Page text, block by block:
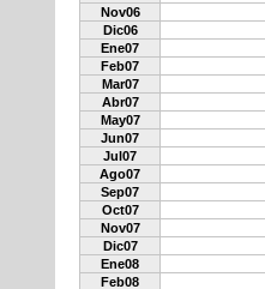
Nov06
Dic06
Ene07
Feb07
Mar07
Abr07
May07
Jun07
Jul07
Ago07
Sep07
Oct07
Nov07
Dic07
Ene08
Feb08